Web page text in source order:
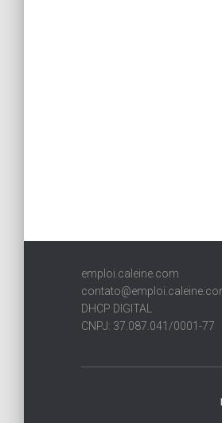
emploi.caleine.com
DHCP DIGITAL
CNPJ: 37.087.041/0001-77